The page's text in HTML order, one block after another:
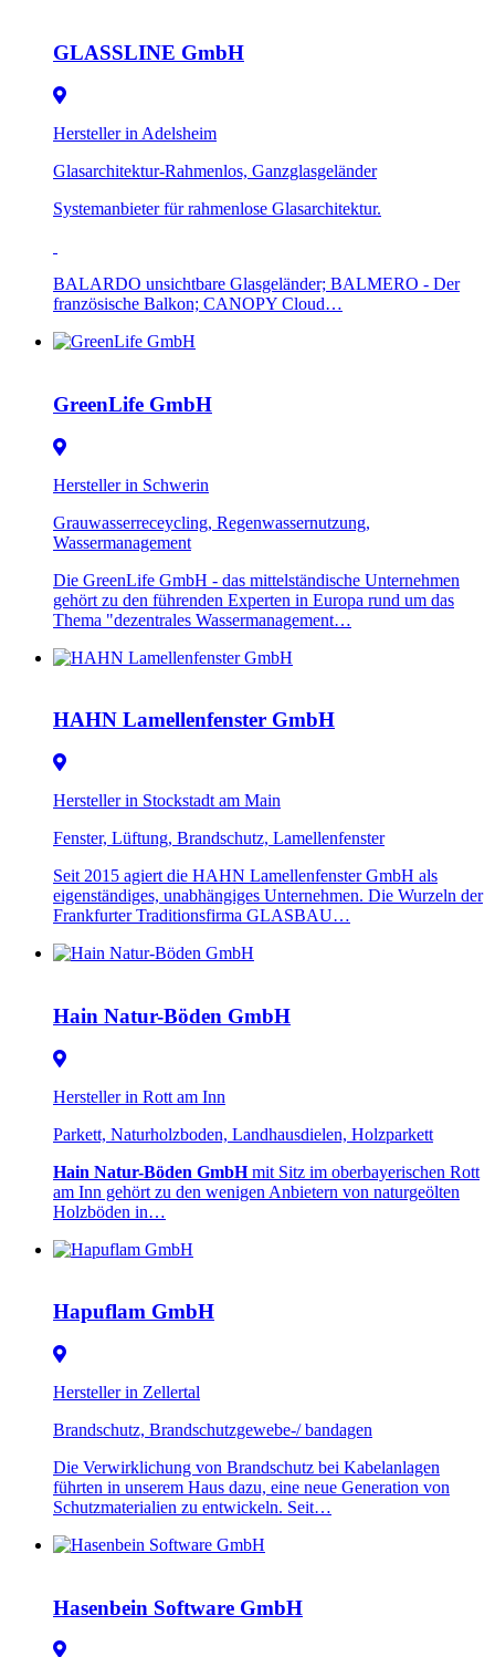
GLASSLINE GmbH
Hersteller in Adelsheim
Glasarchitektur-Rahmenlos, Ganzglasgeländer
Systemanbieter für rahmenlose Glasarchitektur.
BALARDO unsichtbare Glasgeländer; BALMERO - Der
französische Balkon; CANOPY Cloud…
GreenLife GmbH
Hersteller in Schwerin
Grauwasserreceycling, Regenwassernutzung,
Wassermanagement
Die GreenLife GmbH - das mittelständische Unternehmen
gehört zu den führenden Experten in Europa rund um das
Thema "dezentrales Wassermanagement…
HAHN Lamellenfenster GmbH
Hersteller in Stockstadt am Main
Fenster, Lüftung, Brandschutz, Lamellenfenster
Seit 2015 agiert die HAHN Lamellenfenster GmbH als
eigenständiges, unabhängiges Unternehmen. Die Wurzeln der
Frankfurter Traditionsfirma GLASBAU…
Hain Natur-Böden GmbH
Hersteller in Rott am Inn
Parkett, Naturholzboden, Landhausdielen, Holzparkett
Hain Natur-Böden GmbHmit Sitz im oberbayerischen Rott
am Inn gehört zu den wenigen Anbietern von naturgeölten
Holzböden in…
Hapuflam GmbH
Hersteller in Zellertal
Brandschutz, Brandschutzgewebe-/ bandagen
Die Verwirklichung von Brandschutz bei Kabelanlagen
führten in unserem Haus dazu, eine neue Generation von
Schutzmaterialien zu entwickeln. Seit…
Hasenbein Software GmbH